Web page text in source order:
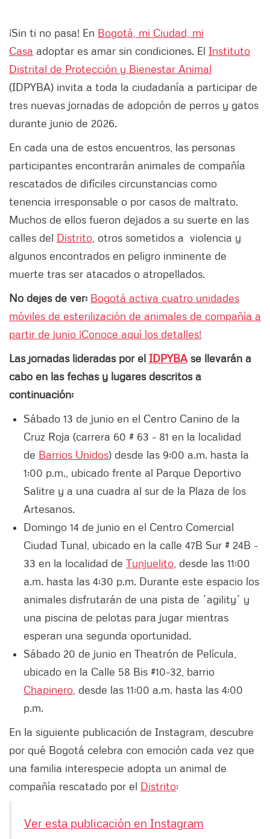
¡Sin ti no pasa! En Bogotá, mi Ciudad, mi
Casa adoptar es amar sin condiciones. El Instituto
Distrital de Protección y Bienestar Animal
(IDPYBA) invita a toda la ciudadanía a participar de
tres nuevas jornadas de adopción de perros y gatos
durante junio de 2026.
En cada una de estos encuentros, las personas
participantes encontrarán animales de compañía
rescatados de difíciles circunstancias como
tenencia irresponsable o por casos de maltrato.
Muchos de ellos fueron dejados a su suerte en las
calles del Distrito , otros sometidos a violencia y
algunos encontrados en peligro inminente de
muerte tras ser atacados o atropellados.
No dejes de ver: Bogotá activa cuatro unidades
móviles de esterilización de animales de compañía a
partir de junio ¡Conoce aquí los detalles!
Las jornadas lideradas por el IDPYBA se llevarán a
cabo en las fechas y lugares descritos a
continuación:
Sábado 13 de junio en el Centro Canino de la
Cruz Roja (carrera 60 # 63 - 81 en la localidad
de Barrios Unidos) desde las 9:00 a.m. hasta la
1:00 p.m., ubicado frente al Parque Deportivo
Salitre y a una cuadra al sur de la Plaza de los
Artesanos.
Domingo 14 de junio en el Centro Comercial
Ciudad Tunal, ubicado en la calle 47B Sur # 24B -
33 en la localidad de Tunjuelito , desde las 11:00
a.m. hasta las 4:30 p.m. Durante este espacio los
animales disfrutarán de una pista de ´agility´ y
una piscina de pelotas para jugar mientras
esperan una segunda oportunidad.
Sábado 20 de junio en Theatrón de Película,
ubicado en la Calle 58 Bis #10-32, barrio
Chapinero , desde las 11:00 a.m. hasta las 4:00
p.m.
En la siguiente publicación de Instagram, descubre
por qué Bogotá celebra con emoción cada vez que
una familia interespecie adopta un animal de
compañía rescatado por el Distrito:
Ver esta publicación en Instagram